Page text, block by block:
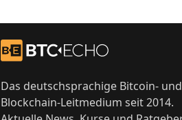
Zur Startseite
Das deutschsprachige Bitcoin- und
Blockchain-Leitmedium seit 2014.